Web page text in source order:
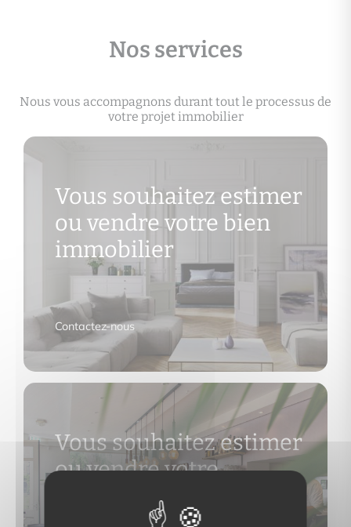
Nos services
Nous vous accompagnons durant tout le processus de
votre projet immobilier
Vous souhaitez estimer
ou vendre votre bien
immobilier
Contactez-nous
Vous souhaitez estimer
ou vendre votre
commerce